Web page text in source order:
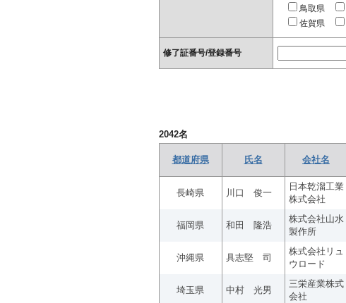
鳥取県
佐賀県
修了証番号/登録番号
2042名
都道府県 氏名 会社名
長崎県 川口 俊一
日本乾溜工業
株式会社
福岡県 和田 隆浩
株式会社山水
製作所
沖縄県 具志堅 司
株式会社リュ
ウロード
埼玉県 中村 光男
三栄産業株式
会社